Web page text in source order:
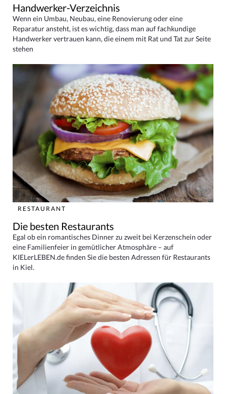
Handwerker-Verzeichnis
Wenn ein Umbau, Neubau, eine Renovierung oder eine
Reparatur ansteht, ist es wichtig, dass man auf fachkundige
Handwerker vertrauen kann, die einem mit Rat und Tat zur Seite
stehen
RESTAURANT
Die besten Restaurants
Egal ob ein romantisches Dinner zu zweit bei Kerzenschein oder
eine Familienfeier in gemütlicher Atmosphäre – auf
KIELerLEBEN.de finden Sie die besten Adressen für Restaurants
in Kiel.